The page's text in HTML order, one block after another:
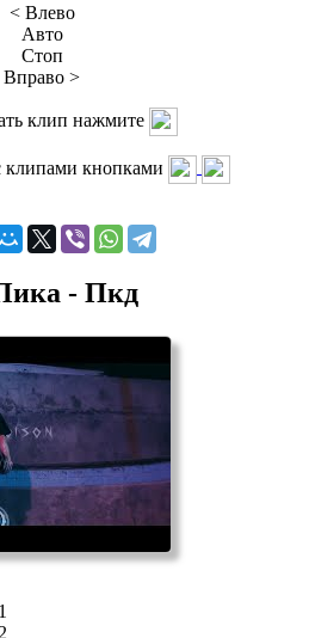
< Влево
Авто
Стоп
Вправо >
клип нажмите
клипами кнопками
- Пкд